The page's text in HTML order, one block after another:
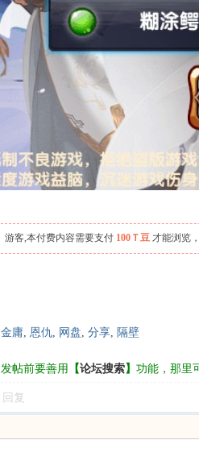
游客,本付费内容需要支付 100Ｔ豆 才能浏览
金庸, 恩仇, 网盘, 分享, 隔壁
发帖前要善用 【论坛搜索】 功能，那里
回复